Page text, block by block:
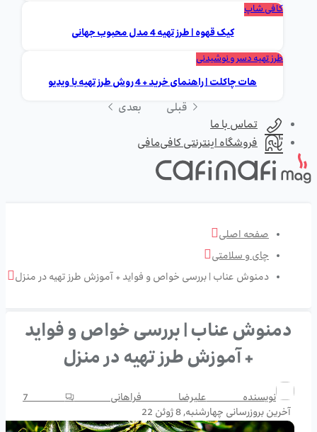
کافی شاپ
کیک قهوه | طرز تهیه 4 مدل محبوب جهانی
طرز تهیه دسر و نوشیدنی
هات چاکلت | راهنمای خرید + 4 روش طرز تهیه با ویدیو
قبلی
بعدی
تماس با ما
فروشگاه اینترنتی کافی‌مافی
صفحه اصلی
چای و سلامتی
دمنوش عناب | بررسی خواص و فواید + آموزش طرز تهیه در منزل
دمنوش عناب | بررسی خواص و فواید
+ آموزش طرز تهیه در منزل
نویسندهعلیرضا فراهانی
7
آخرین بروزرسانی چهارشنبه, 8 ژوئن 22